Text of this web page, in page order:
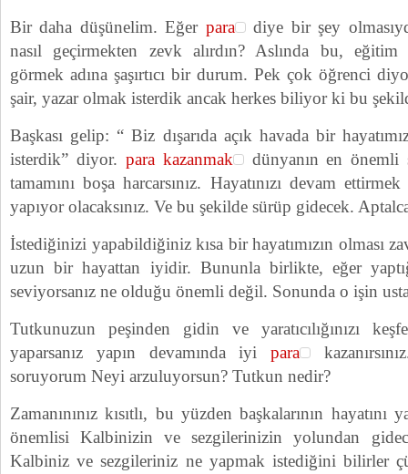
Bir daha düşünelim. Eğerpara diye bir şey
nasıl geçirmekten zevk alırdın? Aslında bu, eğitim
görmek adına şaşırtıcı bir durum. Pek çok öğrenci
şair, yazar olmak isterdik ancak herkes biliyor ki bu
Başkası gelip: “ Biz dışarıda açık havada bir
isterdik” diyor. para kazanmak
dünyanın en önemli
tamamını boşa harcarsınız. Hayatınızı devam
yapıyor olacaksınız. Ve bu şekilde sürüp gidecek.
İstediğinizi yapabildiğiniz kısa bir hayatımızın olması
uzun bir hayattan iyidir. Bununla birlikte, eğer
seviyorsanız ne olduğu önemli değil. Sonunda o işin
Tutkunuzun peşinden gidin ve yaratıcılığınızı
yaparsanız yapın devamında iyi para
soruyorum Neyi arzuluyorsun? Tutkun nedir?
Zamanınınız kısıtlı, bu yüzden başkalarının hayatını
önemlisi Kalbinizin ve sezgilerinizin yolundan
Kalbiniz ve sezgileriniz ne yapmak istediğini bilirler